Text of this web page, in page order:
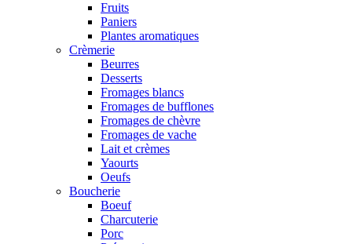
Fruits
Paniers
Plantes aromatiques
Crèmerie
Beurres
Desserts
Fromages blancs
Fromages de bufflones
Fromages de chèvre
Fromages de vache
Lait et crèmes
Yaourts
Oeufs
Boucherie
Boeuf
Charcuterie
Porc